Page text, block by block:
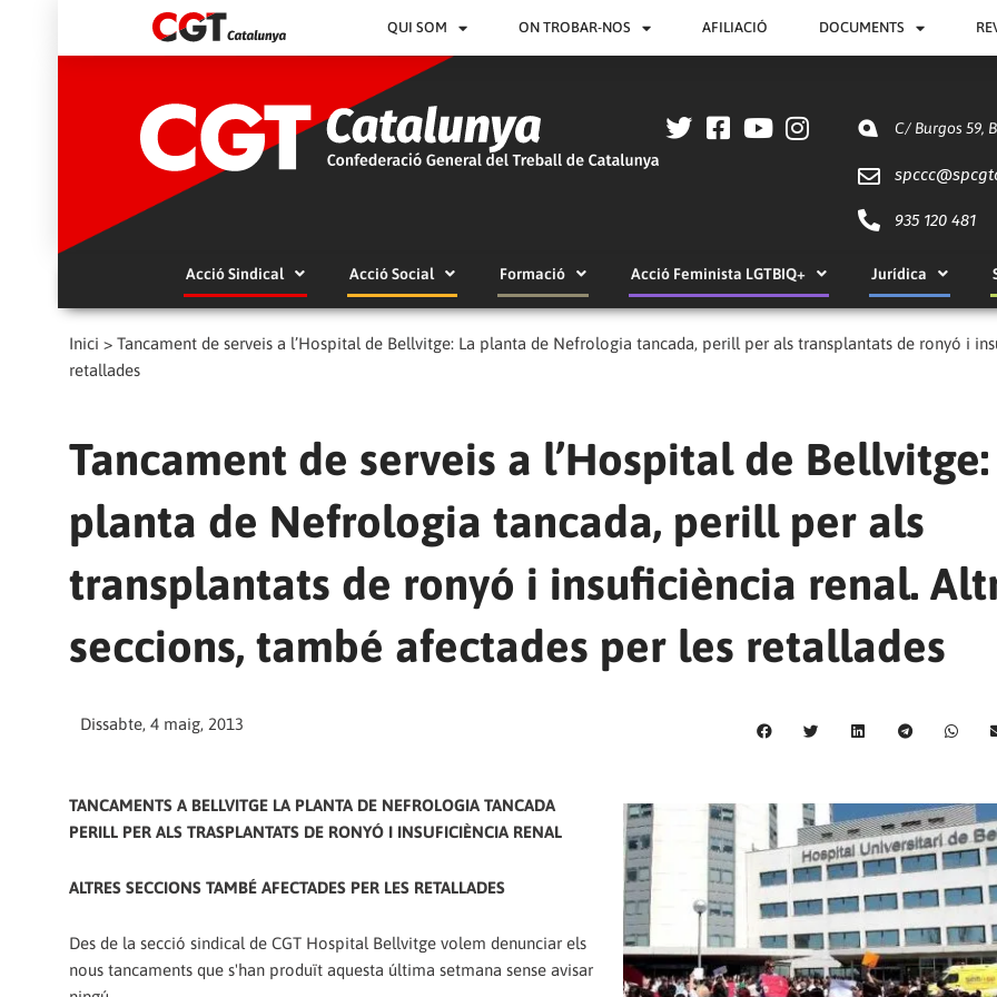
QUI SOM ON TROBAR-NOS AFILIACIÓ DOCUMENTS
C/ Burgos 59,
spccc@
935 120 481
Acció Sindical Acció Social Formació Acció Feminista LGTBIQ+ Jurídica
Inici > Tancament de serveis a l’Hospital de Bellvitge: La planta de Nefrologia tancada, perill per als transplantats de ronyó i
retallades
Tancament de serveis a l’Hospital de Bellvitge:
planta de Nefrologia tancada, perill per als
transplantats de ronyó i insuficiència renal.
seccions, també afectades per les retallades
Dissabte, 4 maig, 2013
TANCAMENTS A BELLVITGE LA PLANTA DE NEFROLOGIA TANCADA
PERILL PER ALS TRASPLANTATS DE RONYÓ I INSUFICIÈNCIA RENAL
ALTRES SECCIONS TAMBÉ AFECTADES PER LES RETALLADES
Des de la secció sindical de CGT Hospital Bellvitge volem denunciar els
nous tancaments que s'han produït aquesta última setmana sense avisar